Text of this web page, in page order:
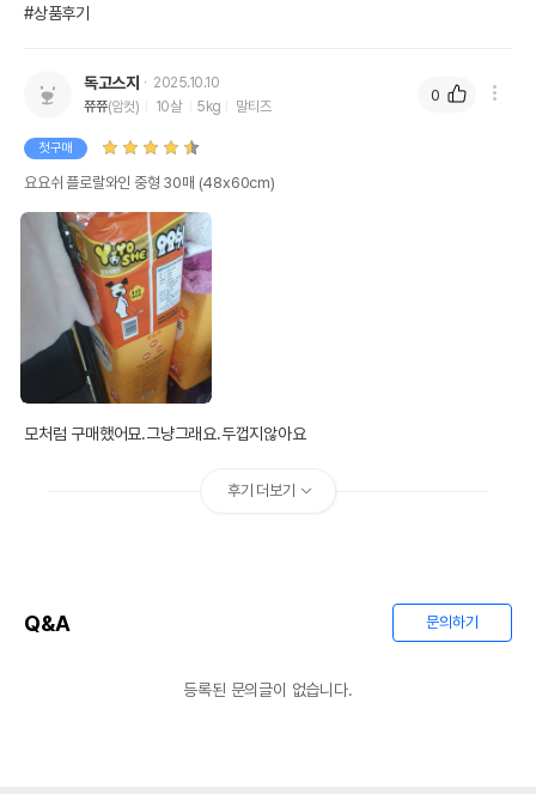
#상품후기
독고스지
2025.10.10
쮸쮸(암컷) 10살 5kg 말티즈
첫구매
요요쉬 플로랄와인 중형 30매 (48x60cm)
모처럼 구매했어묘.그냥그래요.두껍지않아요
0
후기 더보기
Q&A 문의하기
등록된 문의글이 없습니다.